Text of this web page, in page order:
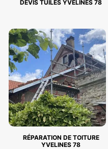
DEVIS TUILES YVELINES 78
RÉPARATION DE TOITURE
YVELINES 78